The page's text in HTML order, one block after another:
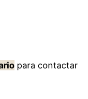
para contactar